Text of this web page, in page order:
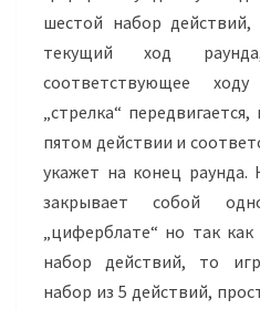
шестой набор
текущий ход
соответствующее
„стрелка“
пятом действии и
укажет на конец раунда.
закрывает собой
„циферблате“ но так
набор действий, то
набор из 5 действий,